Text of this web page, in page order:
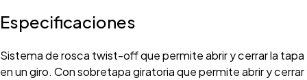
Especificaciones
Sistema de rosca twist-off que permite abrir y cerrar la tapa
en un giro. Con sobretapa giratoria que permite abrir y cerrar